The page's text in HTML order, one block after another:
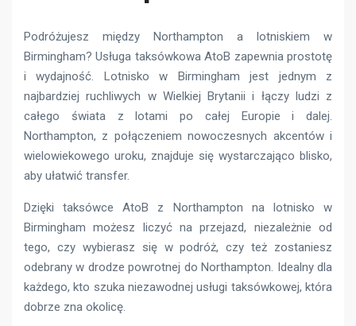
Podróżujesz między Northampton a lotniskiem w
Birmingham? Usługa taksówkowa AtoB zapewnia prostotę
i wydajność. Lotnisko w Birmingham jest jednym z
najbardziej ruchliwych w Wielkiej Brytanii i łączy ludzi z
całego świata z lotami po całej Europie i dalej.
Northampton, z połączeniem nowoczesnych akcentów i
wielowiekowego uroku, znajduje się wystarczająco blisko,
aby ułatwić transfer.
Dzięki taksówce AtoB z Northampton na lotnisko w
Birmingham możesz liczyć na przejazd, niezależnie od
tego, czy wybierasz się w podróż, czy też zostaniesz
odebrany w drodze powrotnej do Northampton. Idealny dla
każdego, kto szuka niezawodnej usługi taksówkowej, która
dobrze zna okolicę.